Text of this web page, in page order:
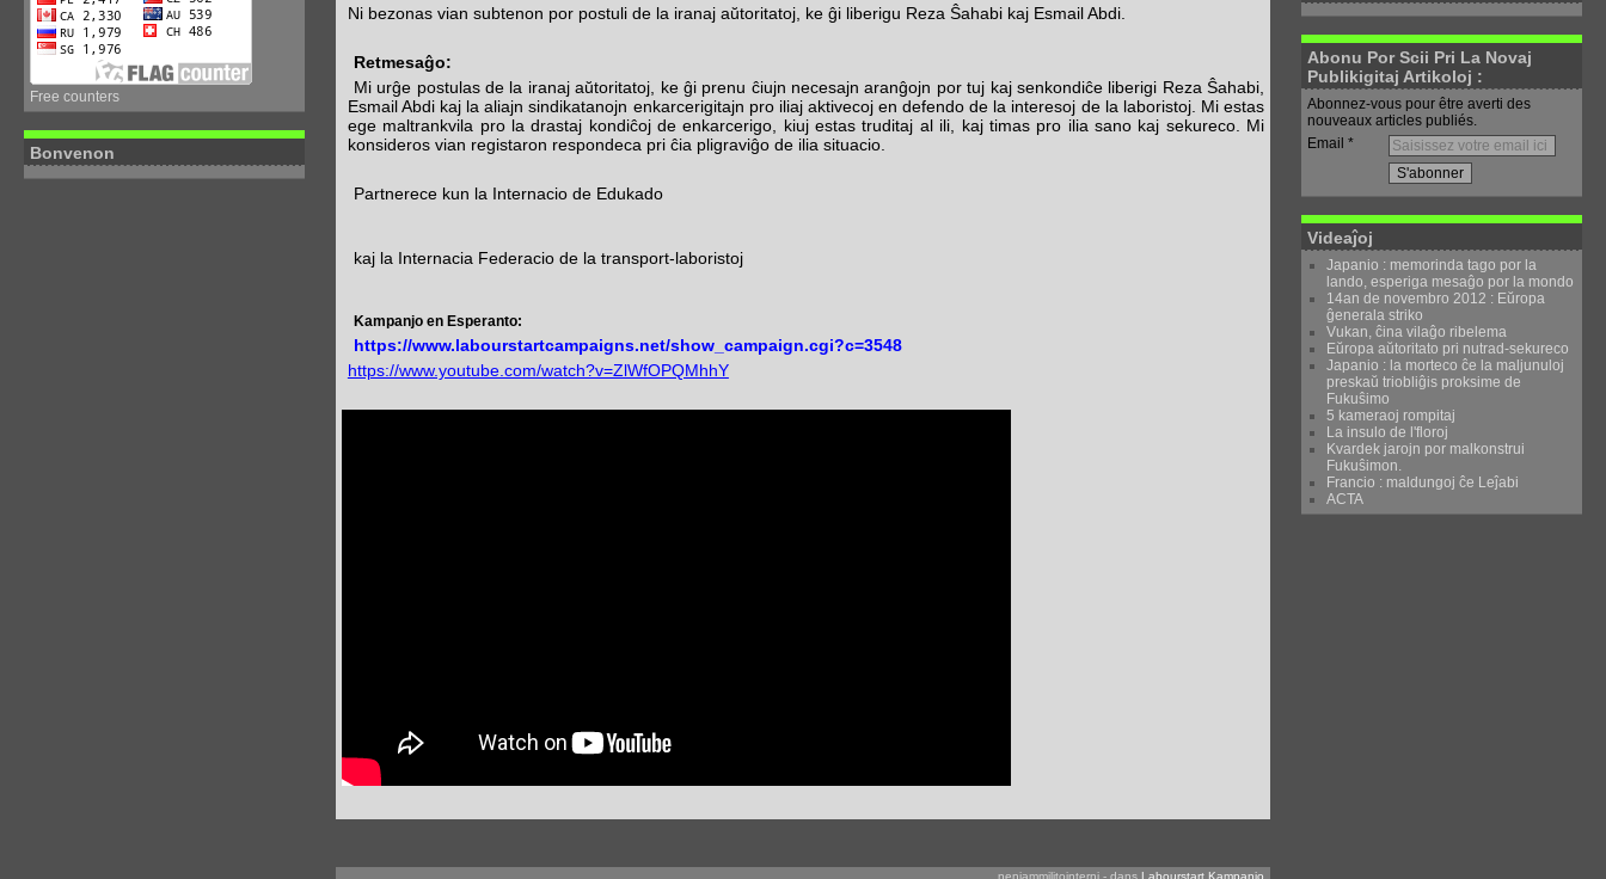
Free counters
Bonvenon
Ni bezonas vian subtenon por postuli de la iranaj aŭtoritatoj, ke ĝi liberigu Reza Ŝahabi kaj Esmail Abdi.
Retmesaĝo:
Mi urĝe postulas de la iranaj aŭtoritatoj, ke ĝi prenu ĉiujn necesajn aranĝojn por tuj kaj senkondiĉe liberigi Reza Ŝahabi,
Esmail Abdi kaj la aliajn sindikatanojn enkarcerigitajn pro iliaj aktivecoj en defendo de la interesoj de la laboristoj. Mi estas
ege maltrankvila pro la drastaj kondiĉoj de enkarcerigo, kiuj estas truditaj al ili, kaj timas pro ilia sano kaj sekureco. Mi
konsideros vian registaron respondeca pri ĉia pligraviĝo de ilia situacio.
Partnerece kun la Internacio de Edukado
kaj la Internacia Federacio de la transport-laboristoj
Kampanjo en Esperanto:
https://www.labourstartcampaigns.net/show_campaign.cgi?c=3548
https://www.youtube.com/watch?v=ZlWfOPQMhhY
neniammilitointerni - dans Labourstart Kampanjo
Abonu Por Scii Pri La Novaj
Publikigitaj Artikoloj :
Abonnez-vous pour être averti des
nouveaux articles publiés.
Email
Videaĵoj
Japanio : memorinda tago por la
lando, esperiga mesaĝo por la mondo
14an de novembro 2012 : Eŭropa
ĝenerala striko
Vukan, ĉina vilaĝo ribelema
Eŭropa aŭtoritato pri nutrad-sekureco
Japanio : la morteco ĉe la maljunuloj
preskaŭ triobliĝis proksime de
Fukuŝimo
5 kameraoj rompitaj
La insulo de l'floroj
Kvardek jarojn por malkonstrui
Fukuŝimon.
Francio : maldungoj ĉe Leĵabi
ACTA